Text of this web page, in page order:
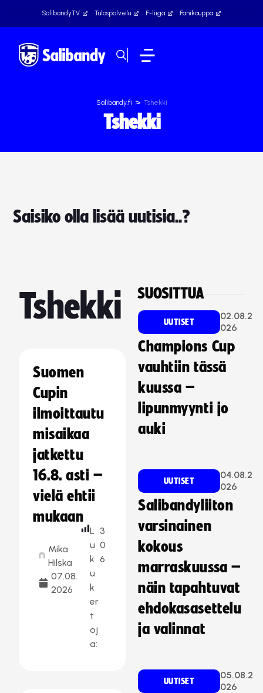
SalibandyTV Tulospalvelu F-liiga Fanikauppa
Salibandy.fi > Tshekki
Tshekki
Saisiko olla lisää uutisia..?
Tshekki
Suomen
Cupin
ilmoittautu
misaikaa
jatkettu
16.8. asti –
vielä ehtii
mukaan
Mika
Hilska
07.08.
2026
L
u
k
u
k
er
t
oj
a:
3
0
6
SUOSITTUA
UUTISET
02.08.2
026
Champions Cup
vauhtiin tässä
kuussa –
lipunmyynti jo
auki
UUTISET
04.08.2
026
Salibandyliiton
varsinainen
kokous
marraskuussa –
näin tapahtuvat
ehdokasasettelu
ja valinnat
UUTISET
05.08.2
026